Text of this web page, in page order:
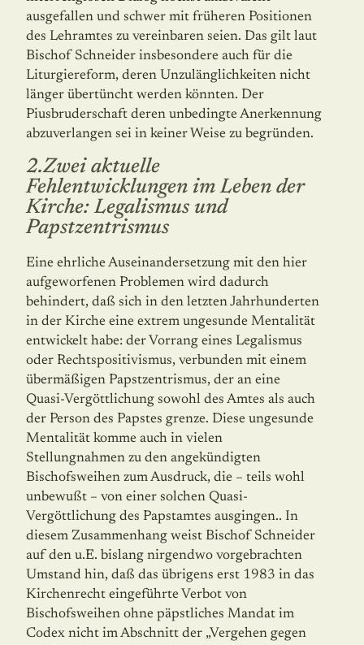
ausgefallen und schwer mit früheren Positionen
des Lehramtes zu vereinbaren seien. Das gilt laut
Bischof Schneider insbesondere auch für die
Liturgiereform, deren Unzuläng­lichkeiten nicht
länger übertüncht werden könnten. Der
Piusbruderschaft deren unbe­dingte Anerkennung
abzuverlangen sei in keiner Weise zu begründen.
2.Zwei aktuelle
Fehlentwicklungen im Leben der
Kirche: Legalismus und
Papstzentrismus
Eine ehrliche Auseinandersetzung mit den hier
aufgeworfenen Problemen wird dadurch
behindert, daß sich in den letzten Jahrhunderten
in der Kirche eine extrem ungesunde Mentalität
entwickelt habe: der Vorrang eines Legalismus
oder Rechtspositivismus, verbunden mit einem
übermäßigen Papstzentrismus, der an eine
Quasi-Vergöttlichung sowohl des Amtes als auch
der Person des Papstes grenze. Diese ungesunde
Mentalität komme auch in vielen
Stellungnahmen zu den angekündigten
Bischofsweihen zum Aus­druck, die – teils wohl
unbewußt – von einer solchen Quasi-
Vergöttlichung des Papst­am­tes ausgingen.. In
diesem Zusammenhang weist Bischof Schneider
auf den u.E. bislang nirgendwo vorgebrachten
Umstand hin, daß das übrigens erst 1983 in das
Kirchenrecht eingeführte Verbot von
Bischofsweihen ohne päpstliches Mandat im
Codex nicht im Abschnitt der „Vergehen gegen